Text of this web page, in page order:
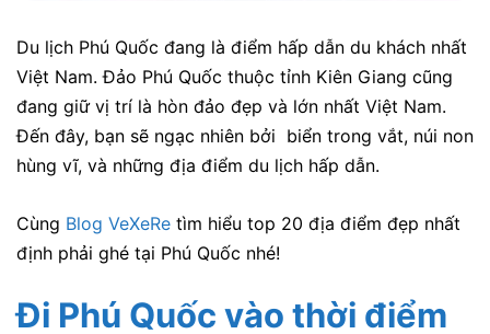
Du lịch Phú Quốc đang là điểm hấp dẫn du khách nhất
Việt Nam. Đảo Phú Quốc thuộc tỉnh Kiên Giang cũng
đang giữ vị trí là hòn đảo đẹp và lớn nhất Việt Nam.
Đến đây, bạn sẽ ngạc nhiên bởi biển trong vắt, núi non
hùng vĩ, và những địa điểm du lịch hấp dẫn.
Cùng Blog VeXeRe tìm hiểu top 20 địa điểm đẹp nhất
định phải ghé tại Phú Quốc nhé!
Đi Phú Quốc vào thời điểm